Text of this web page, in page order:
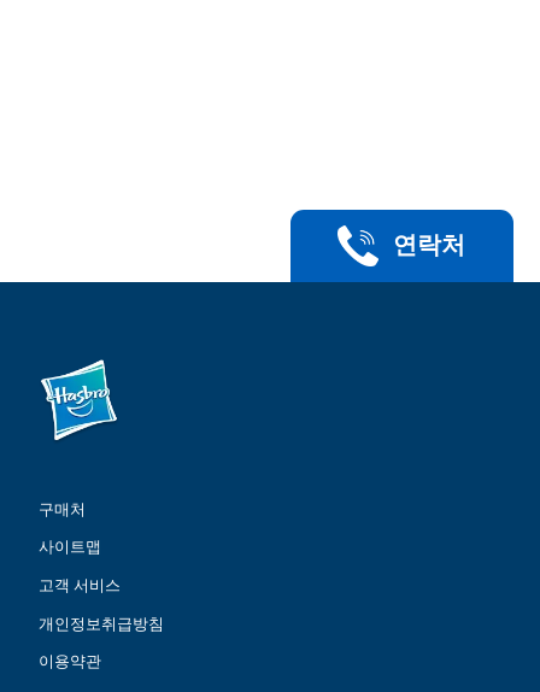
연락처
구매처
사이트맵
고객 서비스
개인정보취급방침
이용약관